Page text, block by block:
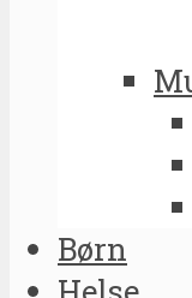
Børn